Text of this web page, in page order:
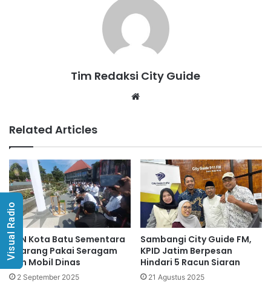
Tim Redaksi City Guide
Related Articles
ASN Kota Batu Sementara
Dilarang Pakai Seragam
dan Mobil Dinas
2 September 2025
Sambangi City Guide FM,
KPID Jatim Berpesan
Hindari 5 Racun Siaran
21 Agustus 2025
Visual Radio